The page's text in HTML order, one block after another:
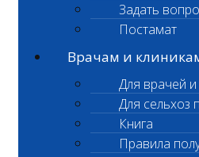
Задать
Постамат
Врачам и
Для врачей и
Для сельхоз
Книга
Правила